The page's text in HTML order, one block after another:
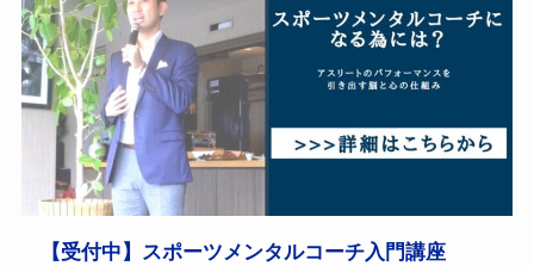
【受付中】スポーツメンタルコーチ入門講座